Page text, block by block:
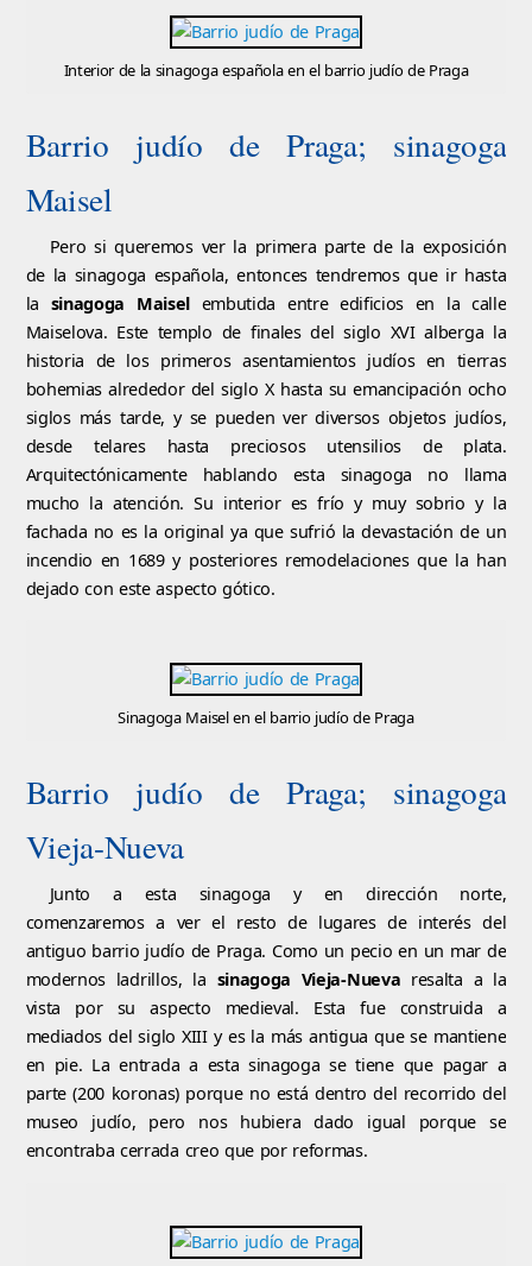
Interior de la sinagoga española en el barrio judío de Praga
Barrio judío de Praga; sinagoga
Maisel
Pero si queremos ver la primera parte de la exposición
de la sinagoga española, entonces tendremos que ir hasta
la sinagoga Maiselembutida entre edificios en la calle
Maiselova. Este templo de finales del siglo XVI alberga la
historia de los primeros asentamientos judíos en tierras
bohemias alrededor del siglo X hasta su emancipación ocho
siglos más tarde, y se pueden ver diversos objetos judíos,
desde telares hasta preciosos utensilios de plata.
Arquitectónicamente hablando esta sinagoga no llama
mucho la atención. Su interior es frío y muy sobrio y la
fachada no es la original ya que sufrió la devastación de un
incendio en 1689 y posteriores remodelaciones que la han
dejado con este aspecto gótico.
Sinagoga Maisel en el barrio judío de Praga
Barrio judío de Praga; sinagoga
Vieja-Nueva
Junto a esta sinagoga y en dirección norte,
comenzaremos a ver el resto de lugares de interés del
antiguo barrio judío de Praga. Como un pecio en un mar de
modernos ladrillos, la sinagoga Vieja-Nueva resalta a la
vista por su aspecto medieval. Esta fue construida a
mediados del siglo XIII y es la más antigua que se mantiene
en pie. La entrada a esta sinagoga se tiene que pagar a
parte (200 koronas) porque no está dentro del recorrido del
museo judío, pero nos hubiera dado igual porque se
encontraba cerrada creo que por reformas.